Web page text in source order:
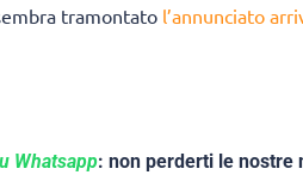
tramontato l’annunciato
Whatsapp: non perderti le nostre